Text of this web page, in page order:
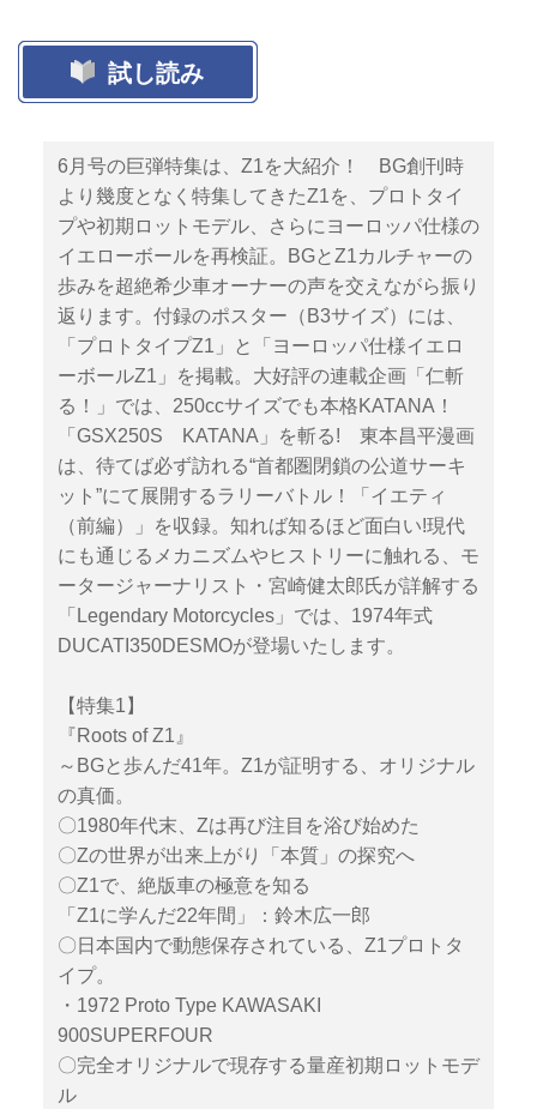
試し読み
6月号の巨弾特集は、Z1を大紹介！ BG創刊時
より幾度となく特集してきたZ1を、プロトタイ
プや初期ロットモデル、さらにヨーロッパ仕様の
イエローボールを再検証。BGとZ1カルチャーの
歩みを超絶希少車オーナーの声を交えながら振り
返ります。付録のポスター（B3サイズ）には、
「プロトタイプZ1」と「ヨーロッパ仕様イエロ
ーボールZ1」を掲載。大好評の連載企画「仁斬
る！」では、250ccサイズでも本格KATANA！
「GSX250S KATANA」を斬る! 東本昌平漫画
は、待てば必ず訪れる“首都圏閉鎖の公道サーキ
ット”にて展開するラリーバトル！「イエティ
（前編）」を収録。知れば知るほど面白い!現代
にも通じるメカニズムやヒストリーに触れる、モ
ータージャーナリスト・宮崎健太郎氏が詳解する
「Legendary Motorcycles」では、1974年式
DUCATI350DESMOが登場いたします。
【特集1】
『Roots of Z1』
～BGと歩んだ41年。Z1が証明する、オリジナル
の真価。
〇1980年代末、Zは再び注目を浴び始めた
〇Zの世界が出来上がり「本質」の探究へ
〇Z1で、絶版車の極意を知る
「Z1に学んだ22年間」：鈴木広一郎
〇日本国内で動態保存されている、Z1プロトタ
イプ。
・1972 Proto Type KAWASAKI
900SUPERFOUR
〇完全オリジナルで現存する量産初期ロットモデ
ル